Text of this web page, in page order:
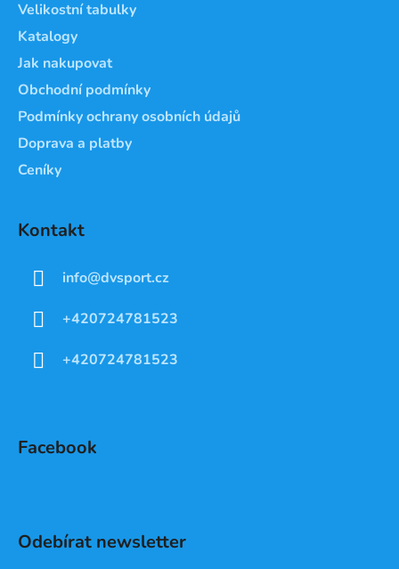
Velikostní tabulky
Katalogy
Jak nakupovat
Obchodní podmínky
Podmínky ochrany osobních údajů
Doprava a platby
Ceníky
Kontakt
info@dvsport.cz
+420724781523
+420724781523
Facebook
Odebírat newsletter